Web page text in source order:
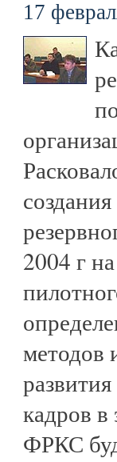
17
2004 г
методов
кадров
ФРКС